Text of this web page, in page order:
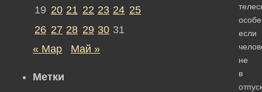
если
не
в
19 20 21 22 23 24 25
26 27 28 29 30 31
« Мар
Май »
Метки